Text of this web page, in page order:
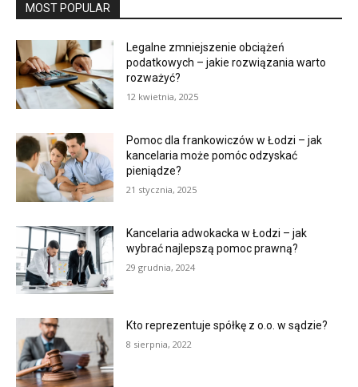
MOST POPULAR
Legalne zmniejszenie obciążeń
podatkowych – jakie rozwiązania warto
rozważyć?
12 kwietnia, 2025
Pomoc dla frankowiczów w Łodzi – jak
kancelaria może pomóc odzyskać
pieniądze?
21 stycznia, 2025
Kancelaria adwokacka w Łodzi – jak
wybrać najlepszą pomoc prawną?
29 grudnia, 2024
Kto reprezentuje spółkę z o.o. w sądzie?
8 sierpnia, 2022